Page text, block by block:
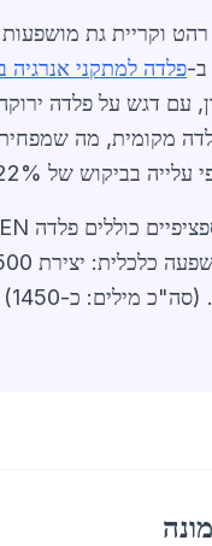
וקריית גת
ב-פלדה למתקני אנרגיה
של 22% עד סוף 2026.
. (סה"כ מילים: כ-1450)